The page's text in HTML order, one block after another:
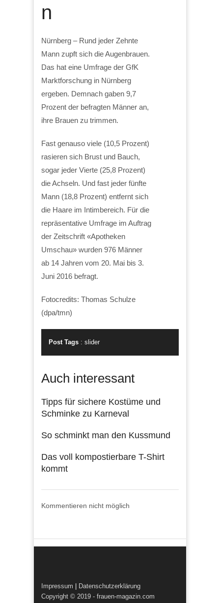
n
Nürnberg – Rund jeder Zehnte
Mann zupft sich die Augenbrauen.
Das hat eine Umfrage der GfK
Marktforschung in Nürnberg
ergeben. Demnach gaben 9,7
Prozent der befragten Männer an,
ihre Brauen zu trimmen.
Fast genauso viele (10,5 Prozent)
rasieren sich Brust und Bauch,
sogar jeder Vierte (25,8 Prozent)
die Achseln. Und fast jeder fünfte
Mann (18,8 Prozent) entfernt sich
die Haare im Intimbereich. Für die
repräsentative Umfrage im Auftrag
der Zeitschrift «Apotheken
Umschau» wurden 976 Männer
ab 14 Jahren vom 20. Mai bis 3.
Juni 2016 befragt.
Fotocredits: Thomas Schulze
(dpa/tmn)
Post Tags : slider
Auch interessant
Tipps für sichere Kostüme und
Schminke zu Karneval
So schminkt man den Kussmund
Das voll kompostierbare T-Shirt
kommt
Kommentieren nicht möglich
Impressum
Datenschutzerklärung
Copyright © 2019 - frauen-magazin.com